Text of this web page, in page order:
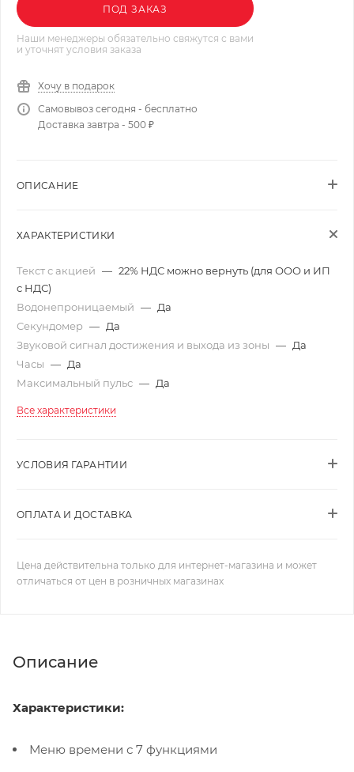
ПОД ЗАКАЗ
Наши менеджеры обязательно свяжутся с вами
и уточнят условия заказа
Хочу в подарок
Самовывоз сегодня - бесплатно
Доставка завтра - 500 ₽
ОПИСАНИЕ
ХАРАКТЕРИСТИКИ
Текст с акцией — 22% НДС можно вернуть (для ООО и ИП
с НДС)
Водонепроницаемый — Да
Секундомер — Да
Звуковой сигнал достижения и выхода из зоны — Да
Часы — Да
Максимальный пульс — Да
Все характеристики
УСЛОВИЯ ГАРАНТИИ
ОПЛАТА И ДОСТАВКА
Цена действительна только для интернет-магазина и может
отличаться от цен в розничных магазинах
Описание
Характеристики:
Меню времени с 7 функциями